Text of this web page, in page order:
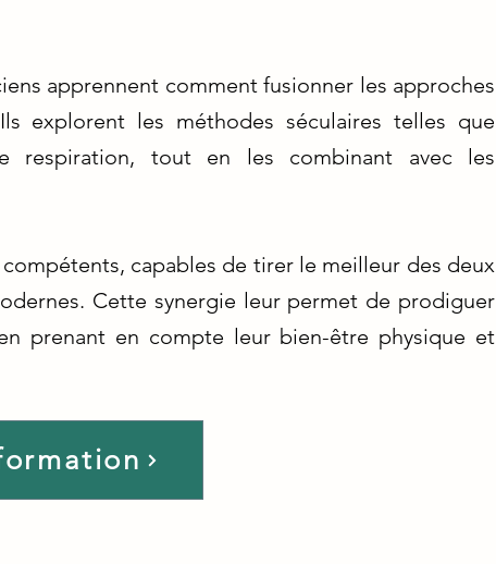
apprennent comment fusionner les approches
explorent les méthodes séculaires telles que
respiration, tout en les combinant avec les
capables de tirer le meilleur des deux
Cette synergie leur permet de prodiguer
prenant en compte leur bien-être physique et